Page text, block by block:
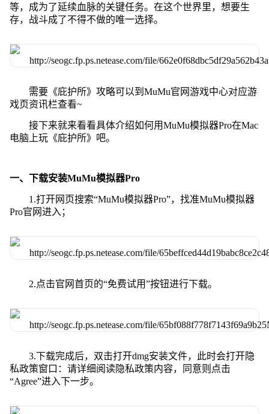
等，成为了延续血脉的关键任务。在这个世界里，想要生
存，战斗成了不得不做的唯一选择。
需要《庇护所》攻略可以到MuMu官网游戏中心对应游
戏页资讯栏查看~
接下来就来看看具体介绍如何用MuMu模拟器Pro在Mac
电脑上玩《庇护所》吧。
一、下载安装MuMu模拟器Pro
1.打开网页搜索“MuMu模拟器Pro”，找准MuMu模拟器
Pro官网进入；
2.点击官网首页的“免费试用”按钮进行下载。
3.下载完成后，双击打开dmg安装文件，此时会打开隐
私政策窗口：请详细阅读隐私政策内容，同意则点击
“Agree”进入下一步。